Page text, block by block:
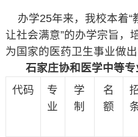
办学25年来，我校本着“
让社会满意”的办学宗旨，
为国家的医药卫生事业做出
石家庄协和医学中等
代码
专
业
学
制
名
额